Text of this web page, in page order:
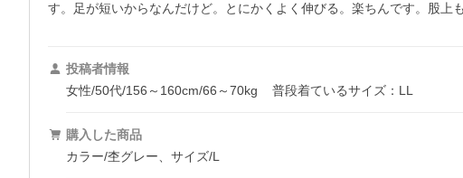
す。足が短いからなんだけど。とにかくよく伸びる。楽ちんです。股上
投稿者情報
女性/50代/156～160cm/66～70kg
普段着ているサイズ：LL
購入した商品
カラー/杢グレー、サイズ/L